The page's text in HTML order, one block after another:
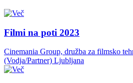
Filmi na poti 2023
Cinemania Group, družba za filmsko
(Vodja/Partner) Ljubljana